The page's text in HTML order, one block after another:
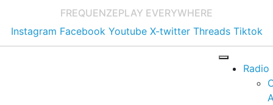
FREQUENZEPLAY EVERYWHERE
Instagram Facebook Youtube X-twitter Threads Tiktok
Radio